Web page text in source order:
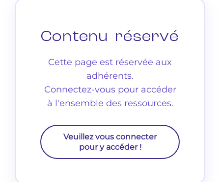
Contenu réservé
Cette page est réservée aux
adhérents.
Connectez-vous pour accéder
à l'ensemble des ressources.
Veuillez vous connecter
pour y accéder !